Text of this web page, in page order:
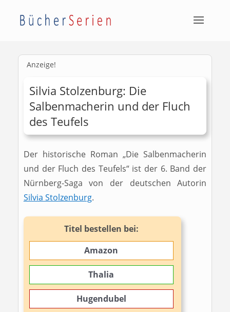
Anzeige!
Silvia Stolzenburg: Die
Salbenmacherin und der Fluch
des Teufels
Der historische Roman „Die Salbenmacherin
und der Fluch des Teufels“ ist der 6. Band der
Nürnberg-Saga von der deutschen Autorin
Silvia Stolzenburg.
Titel bestellen bei:
Amazon
Thalia
Hugendubel